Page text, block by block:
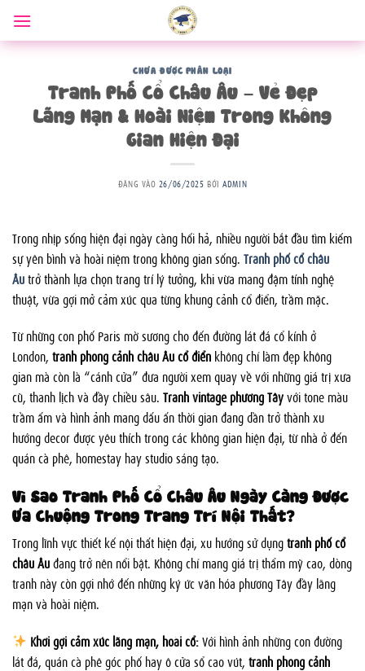
qua
nội
CHƯA ĐƯỢC PHÂN LOẠI
Tranh Phố Cổ Châu Âu – Vẻ Đẹp
Lãng Mạn & Hoài Niệm Trong Không
Gian Hiện Đại
ĐĂNG VÀO 26/06/2025 BỞIADMIN
Trong nhịp sống hiện đại ngày càng hối hả, nhiều người bắt đầu tìm kiếm
sự yên bình và hoài niệm trong không gian sống. Tranh phố cổ châu
Âutrở thành lựa chọn trang trí lý tưởng, khi vừa mang đậm tính nghệ
thuật, vừa gợi mở cảm xúc qua từng khung cảnh cổ điển, trầm mặc.
Từ những con phố Paris mờ sương cho đến đường lát đá cổ kính ở
London, tranh phong cảnh châu Âu cổ điển không chỉ làm đẹp không
gian mà còn là “cánh cửa” đưa người xem quay về với những giá trị xưa
cũ, thanh lịch và đầy chiều sâu. Tranh vintage phương Tâyvới tone màu
trầm ấm và hình ảnh mang dấu ấn thời gian đang dần trở thành xu
hướng decor được yêu thích trong các không gian hiện đại, từ nhà ở đến
quán cà phê, homestay hay studio sáng tạo.
Vì Sao Tranh Phố Cổ Châu Âu Ngày Càng Được
Ưa Chuộng Trong Trang Trí Nội Thất?
Trong lĩnh vực thiết kế nội thất hiện đại, xu hướng sử dụngtranh phố cổ
châu Âuđang trở nên nổi bật. Không chỉ mang giá trị thẩm mỹ cao, dòng
tranh này còn gợi nhớ đến những ký ức văn hóa phương Tây đầy lãng
mạn và hoài niệm.
Khơi gợi cảm xúc lãng mạn, hoài cổ:Với hình ảnh những con đường
lát đá, quán cà phê góc phố hay ô cửa sổ cao vút, tranh phong cảnh